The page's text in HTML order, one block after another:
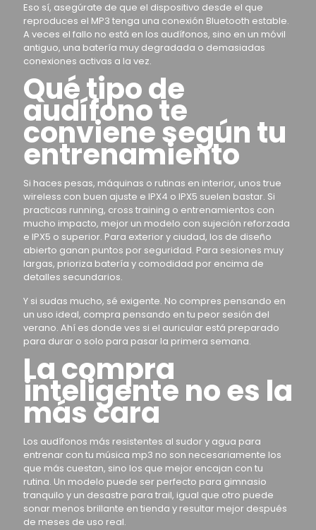
Eso sí, asegúrate de que el dispositivo desde el que
reproduces el MP3 tenga una conexión Bluetooth estable.
A veces el fallo no está en los audífonos, sino en un móvil
antiguo, una batería muy degradada o demasiadas
conexiones activas a la vez.
Qué tipo de
audífono te
conviene según tu
entrenamiento
Si haces pesas, máquinas o rutinas en interior, unos true
wireless con buen ajuste e IPX4 o IPX5 suelen bastar. Si
practicas running, cross training o entrenamientos con
mucho impacto, mejor un modelo con sujeción reforzada
e IPX5 o superior. Para exterior y ciudad, los de diseño
abierto ganan puntos por seguridad. Para sesiones muy
largas, prioriza batería y comodidad por encima de
detalles secundarios.
Y si sudas mucho, sé exigente. No compres pensando en
un uso ideal, compra pensando en tu peor sesión del
verano. Ahí es donde ves si el auricular está preparado
para durar o solo para pasar la primera semana.
La compra
inteligente no es la
más cara
Los audífonos más resistentes al sudor y agua para
entrenar con tu música mp3 no son necesariamente los
que más cuestan, sino los que mejor encajan con tu
rutina. Un modelo puede ser perfecto para gimnasio
tranquilo y un desastre para trail, igual que otro puede
sonar menos brillante en tienda y resultar mejor después
de meses de uso real.